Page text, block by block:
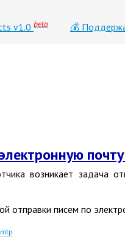
v1.0 beta 💰
возникает задача
отправки писем по